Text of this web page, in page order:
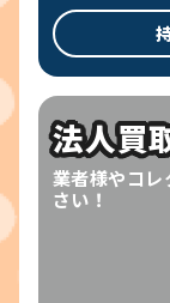
法人買
業者様やコ
さい！